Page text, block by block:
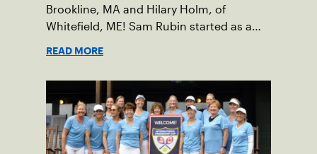
Brookline, MA and Hilary Holm, of
Whitefield, ME! Sam Rubin started as a
opportunity to serve as a captain of the
18-39 league out of Eastern Mass. This
past winter, Sam led his team, which
competed at Sportsmen’s Tennis &
READ MORE